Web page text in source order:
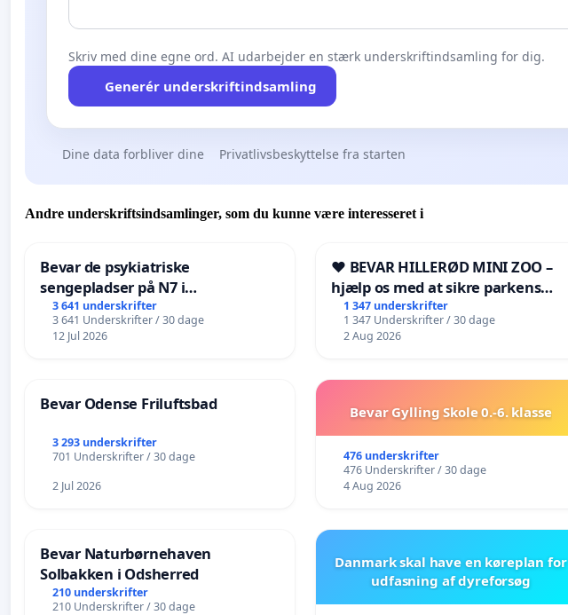
Skriv med dine egne ord. AI udarbejder en stærk underskriftindsamling for dig.
Generér underskriftindsamling
Dine data forbliver dine Privatlivsbeskyttelse fra starten
Andre underskriftsindsamlinger, som du kunne være interesseret i
Bevar de psykiatriske
sengepladser på N7 i
Frederikshavn
3 641 underskrifter
3 641 Underskrifter / 30 dage
12 Jul 2026
❤️ BEVAR HILLERØD MINI ZOO –
hjælp os med at sikre parkens
fremtid ❤️
1 347 underskrifter
1 347 Underskrifter / 30 dage
2 Aug 2026
Bevar Odense Friluftsbad
3 293 underskrifter
701 Underskrifter / 30 dage
2 Jul 2026
Bevar Gylling Skole 0.-6. klasse
476 underskrifter
476 Underskrifter / 30 dage
4 Aug 2026
Bevar Naturbørnehaven
Solbakken i Odsherred
210 underskrifter
210 Underskrifter / 30 dage
Danmark skal have en køreplan for
udfasning af dyreforsøg